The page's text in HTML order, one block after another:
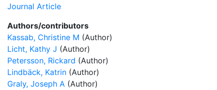
Journal Article
Authors/contributors
Kassab, Christine M (Author)
Licht, Kathy J (Author)
Petersson, Rickard (Author)
Lindbäck, Katrin (Author)
Graly, Joseph A (Author)